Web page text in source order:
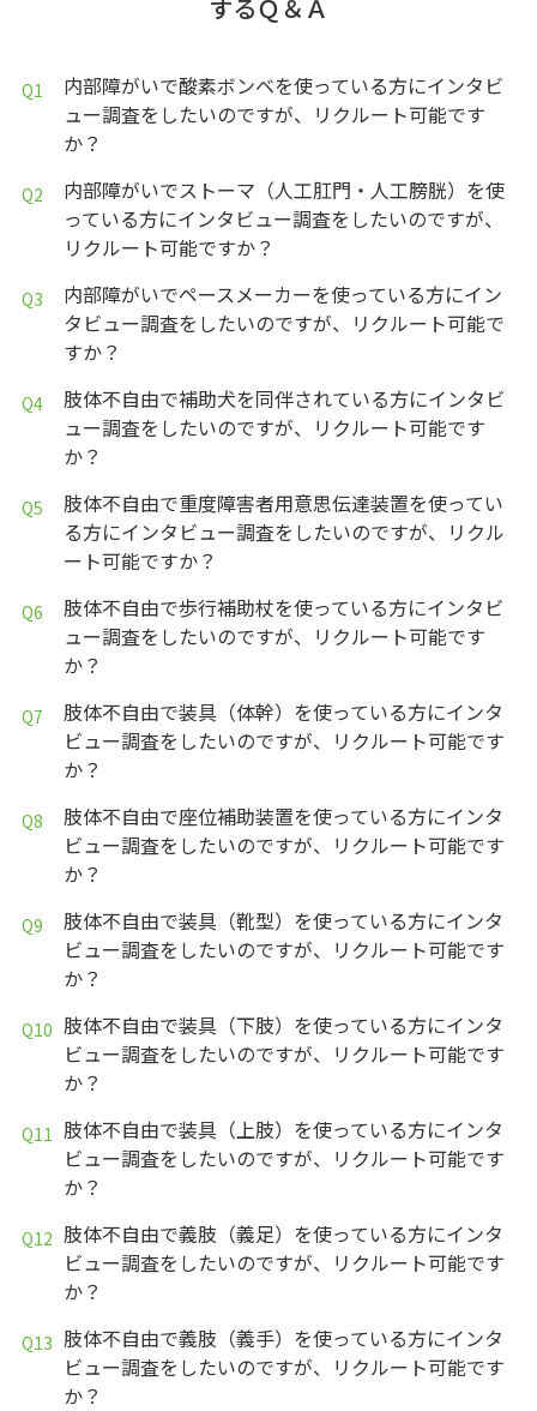
するＱ＆Ａ
内部障がいで酸素ボンベを使っている方にインタビ
ュー調査をしたいのですが、リクルート可能です
か？
内部障がいでストーマ（人工肛門・人工膀胱）を使
っている方にインタビュー調査をしたいのですが、
リクルート可能ですか？
内部障がいでペースメーカーを使っている方にイン
タビュー調査をしたいのですが、リクルート可能で
すか？
肢体不自由で補助犬を同伴されている方にインタビ
ュー調査をしたいのですが、リクルート可能です
か？
肢体不自由で重度障害者用意思伝達装置を使ってい
る方にインタビュー調査をしたいのですが、リクル
ート可能ですか？
肢体不自由で歩行補助杖を使っている方にインタビ
ュー調査をしたいのですが、リクルート可能です
か？
肢体不自由で装具（体幹）を使っている方にインタ
ビュー調査をしたいのですが、リクルート可能です
か？
肢体不自由で座位補助装置を使っている方にインタ
ビュー調査をしたいのですが、リクルート可能です
か？
肢体不自由で装具（靴型）を使っている方にインタ
ビュー調査をしたいのですが、リクルート可能です
か？
肢体不自由で装具（下肢）を使っている方にインタ
ビュー調査をしたいのですが、リクルート可能です
か？
肢体不自由で装具（上肢）を使っている方にインタ
ビュー調査をしたいのですが、リクルート可能です
か？
肢体不自由で義肢（義足）を使っている方にインタ
ビュー調査をしたいのですが、リクルート可能です
か？
肢体不自由で義肢（義手）を使っている方にインタ
ビュー調査をしたいのですが、リクルート可能です
か？